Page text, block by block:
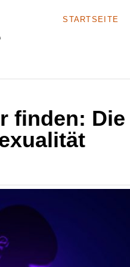
STARTSEITE
finden: